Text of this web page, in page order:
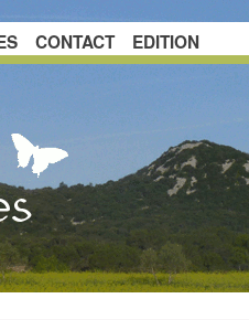
CONTACT EDITION